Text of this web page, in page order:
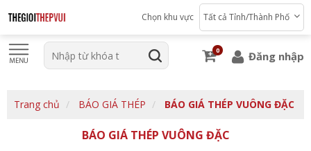
Chọn khu vực Tất cả Tỉnh/Thành Phố
Đăng nhập
0
Trang chủ BÁO GIÁ THÉP BÁO GIÁ THÉP VUÔNG ĐẶC
BÁO GIÁ THÉP VUÔNG ĐẶC